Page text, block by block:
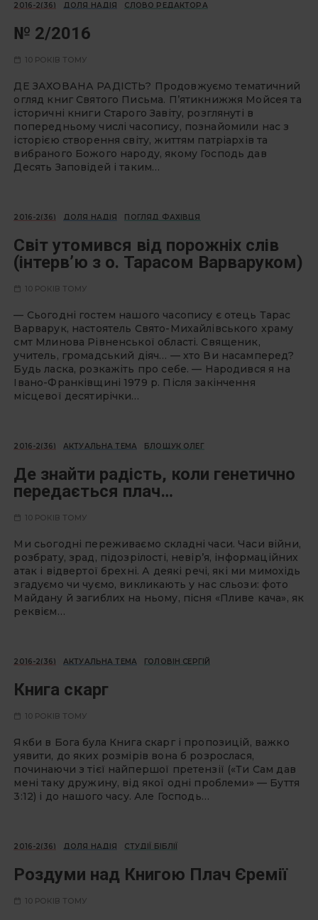
2016-2(36) ДОЛЯ НАДІЯ СЛОВО РЕДАКТОРА
№ 2/2016
10 РОКІВ ТОМУ
ДЕ ЗАХОВАНА РАДІСТЬ? Продовжуємо тематичний
огляд книг Святого Письма. П’яти­книжжя Мойсея та
історичні книги Старого Завіту, розглянуті в
попередньому числі часопису, познайомили нас з
історією створення світу, життям патріархів та
вибраного Божого народу, якому Господь дав
Десять Заповідей і таким…
2016-2(36) ДОЛЯ НАДІЯ ПОГЛЯД ФАХІВЦЯ
Світ утомився від порожніх слів
(інтерв’ю з о. Тарасом Варваруком)
10 РОКІВ ТОМУ
— Сьогодні гостем нашого часопису є отець Тарас
Варварук, настоятель Свято-Михайлівського храму
смт Млинова Рівненської області. Священик,
учитель, громадський діяч… — хто Ви насамперед?
Будь ласка, розкажіть про себе. — Народився я на
Івано-Франківщині 1979 р. Після закінчення
місцевої десятирічки…
2016-2(36) АКТУАЛЬНА ТЕМА БЛОЩУК ОЛЕГ
Де знайти радість, коли генетично
передається плач…
10 РОКІВ ТОМУ
Ми сьогодні переживаємо складні часи. Часи війни,
розбрату, зрад, підозрілості, невір’я, інформаційних
атак і відвертої брехні. А деякі речі, які ми мимохідь
згадуємо чи чуємо, викликають у нас сльози: фото
Майдану й загиблих на ньому, пісня «Пливе кача», як
реквієм…
2016-2(36) АКТУАЛЬНА ТЕМА ГОЛОВІН СЕРГІЙ
Книга скарг
10 РОКІВ ТОМУ
Якби в Бога була Книга скарг і пропозицій, важко
уявити, до яких розмірів вона б розрослася,
починаючи з тієї найпершої претензії («Ти Сам дав
мені таку дружину, від якої одні проблеми» — Буття
3:12) і до нашого часу. Але Господь…
2016-2(36) ДОЛЯ НАДІЯ СТУДІЇ БІБЛІЇ
Роздуми над Книгою Плач Єремії
10 РОКІВ ТОМУ